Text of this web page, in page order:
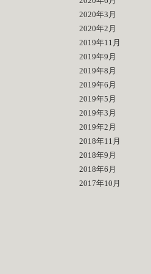
2020年3月
2020年2月
2019年11月
2019年9月
2019年8月
2019年6月
2019年5月
2019年3月
2019年2月
2018年11月
2018年9月
2018年6月
2017年10月